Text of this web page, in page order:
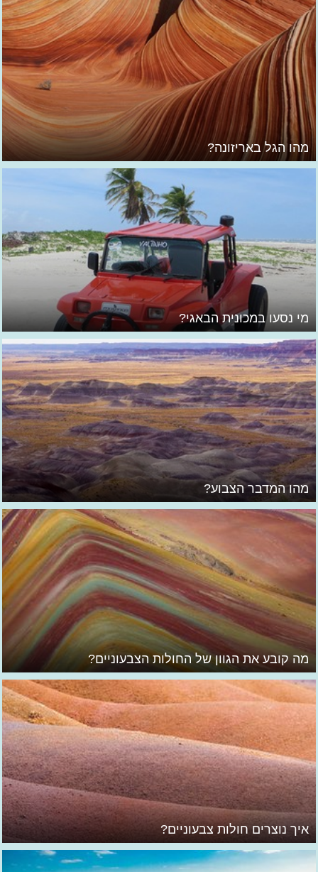
מהו הגל באריזונה?
מי נסעו במכונית הבאגי?
מהו המדבר הצבוע?
מה קובע את הגוון של החולות הצבעוניים?
איך נוצרים חולות צבעוניים?